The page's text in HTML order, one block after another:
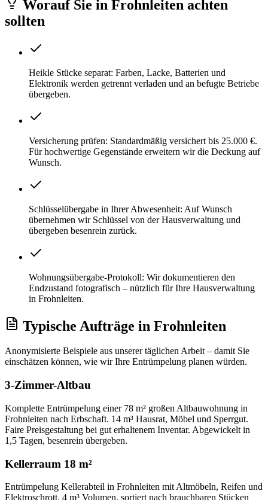
Worauf Sie in Frohnleiten achten
sollten
Heikle Stücke separat: Farben, Lacke, Batterien und
Elektronik werden getrennt verladen und an befugte Betriebe
übergeben.
Versicherung prüfen: Standardmäßig versichert bis 25.000 €.
Für hochwertige Gegenstände erweitern wir die Deckung auf
Wunsch.
Schlüsselübergabe in Ihrer Abwesenheit: Auf Wunsch
übernehmen wir Schlüssel von der Hausverwaltung und
übergeben besenrein zurück.
Wohnungsübergabe-Protokoll: Wir dokumentieren den
Endzustand fotografisch – nützlich für Ihre Hausverwaltung
in Frohnleiten.
Typische Aufträge in Frohnleiten
Anonymisierte Beispiele aus unserer täglichen Arbeit – damit Sie
einschätzen können, wie wir Ihre Entrümpelung planen würden.
3-Zimmer-Altbau
Komplette Entrümpelung einer 78 m² großen Altbauwohnung in
Frohnleiten nach Erbschaft. 14 m³ Hausrat, Möbel und Sperrgut.
Faire Preisgestaltung bei gut erhaltenem Inventar. Abgewickelt in
1,5 Tagen, besenrein übergeben.
Kellerraum 18 m²
Entrümpelung Kellerabteil in Frohnleiten mit Altmöbeln, Reifen und
Elektroschrott. 4 m³ Volumen, sortiert nach brauchbaren Stücken